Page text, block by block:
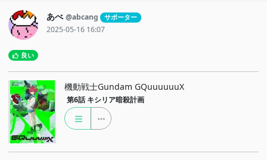
あべ @abcang サポーター
2025-05-16 16:07
良い
機動戦士Gundam GQuuuuuuX
第6話 キシリア暗殺計画